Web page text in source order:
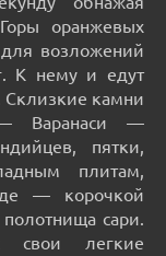
оранжевых
возложений
К нему и едут
камни
— Варанаси —
пятки,
плитам,
— корочкой
сари.
свои легкие